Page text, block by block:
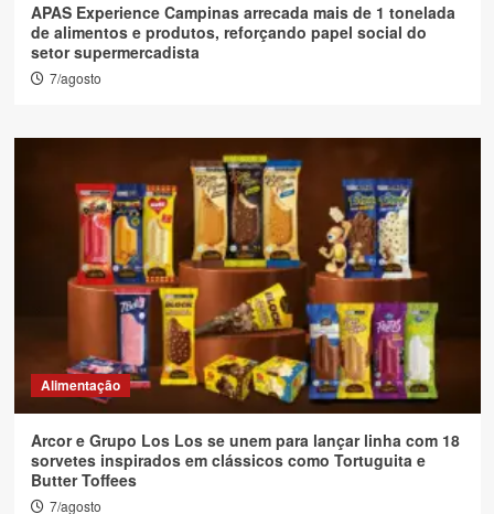
APAS Experience Campinas arrecada mais de 1 tonelada
de alimentos e produtos, reforçando papel social do
setor supermercadista
7/agosto
Alimentação
Arcor e Grupo Los Los se unem para lançar linha com 18
sorvetes inspirados em clássicos como Tortuguita e
Butter Toffees
7/agosto